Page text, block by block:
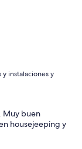
instalaciones y
Muy buen
housejeeping y